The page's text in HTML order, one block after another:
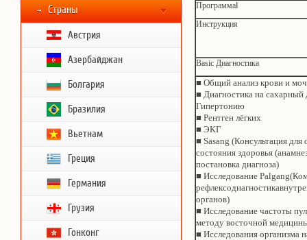
Страны
Австрия
Азербайджан
Болгария
Бразилия
Вьетнам
Греция
Германия
Грузия
Гонконг
ПрограммаⅠ
Инструкция
Basic Диагностика
■ Общий анализ крови и
■ Диагностика на сахарный
Гипертонию
■ Рентген лёгких
■ ЭКГ
■ Sasang (Консультация для
состояния здоровья
постановка диагноза)
■ Исследование
органов)
■ Исследование частоты
методу восточной
■ Исследования организма